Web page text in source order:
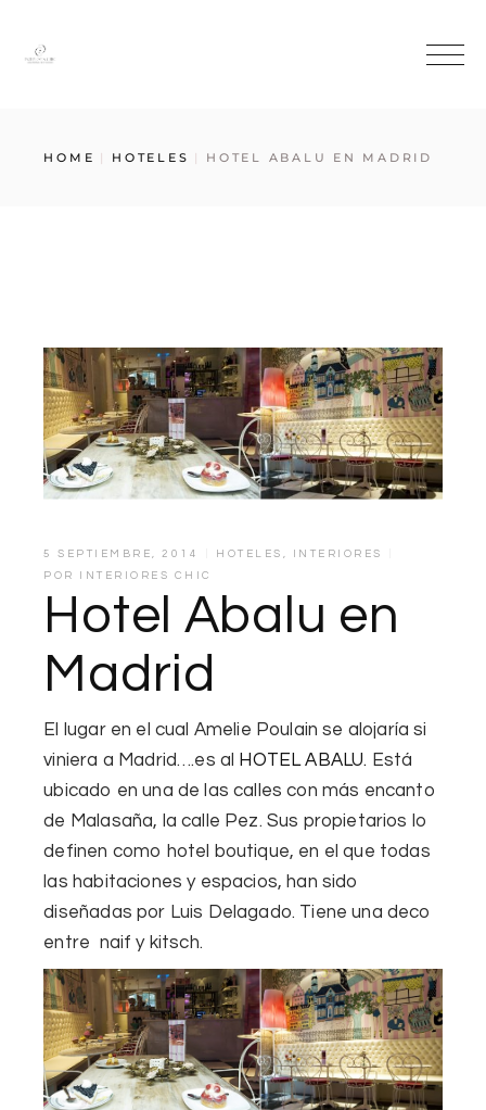
HOME HOTELES HOTEL ABALU EN MADRID
5 SEPTIEMBRE, 2014 HOTELES ,
INTERIORES
POR
INTERIORES CHIC
Hotel Abalu en
Madrid
El lugar en el cual Amelie Poulain se alojaría si
viniera a Madrid….es al
HOTEL ABALU. Está
ubicado en una de las calles con más encanto
de Malasaña, la calle Pez. Sus propietarios lo
definen como hotel boutique, en el que todas
las habitaciones y espacios, han sido
diseñadas por Luis Delagado. Tiene una deco
entre naif y kitsch.